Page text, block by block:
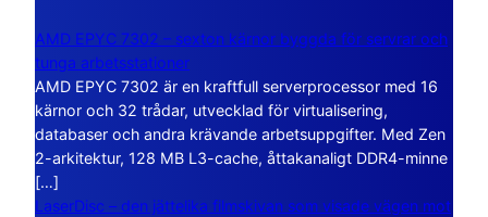
AMD EPYC 7302 – sexton kärnor byggda för servrar och
tunga arbetsstationer
AMD EPYC 7302 är en kraftfull serverprocessor med 16
kärnor och 32 trådar, utvecklad för virtualisering,
databaser och andra krävande arbetsuppgifter. Med Zen
2-arkitektur, 128 MB L3-cache, åttakanaligt DDR4-minne
[…]
LaserDisc – den jättelika filmskivan som visade vägen mot